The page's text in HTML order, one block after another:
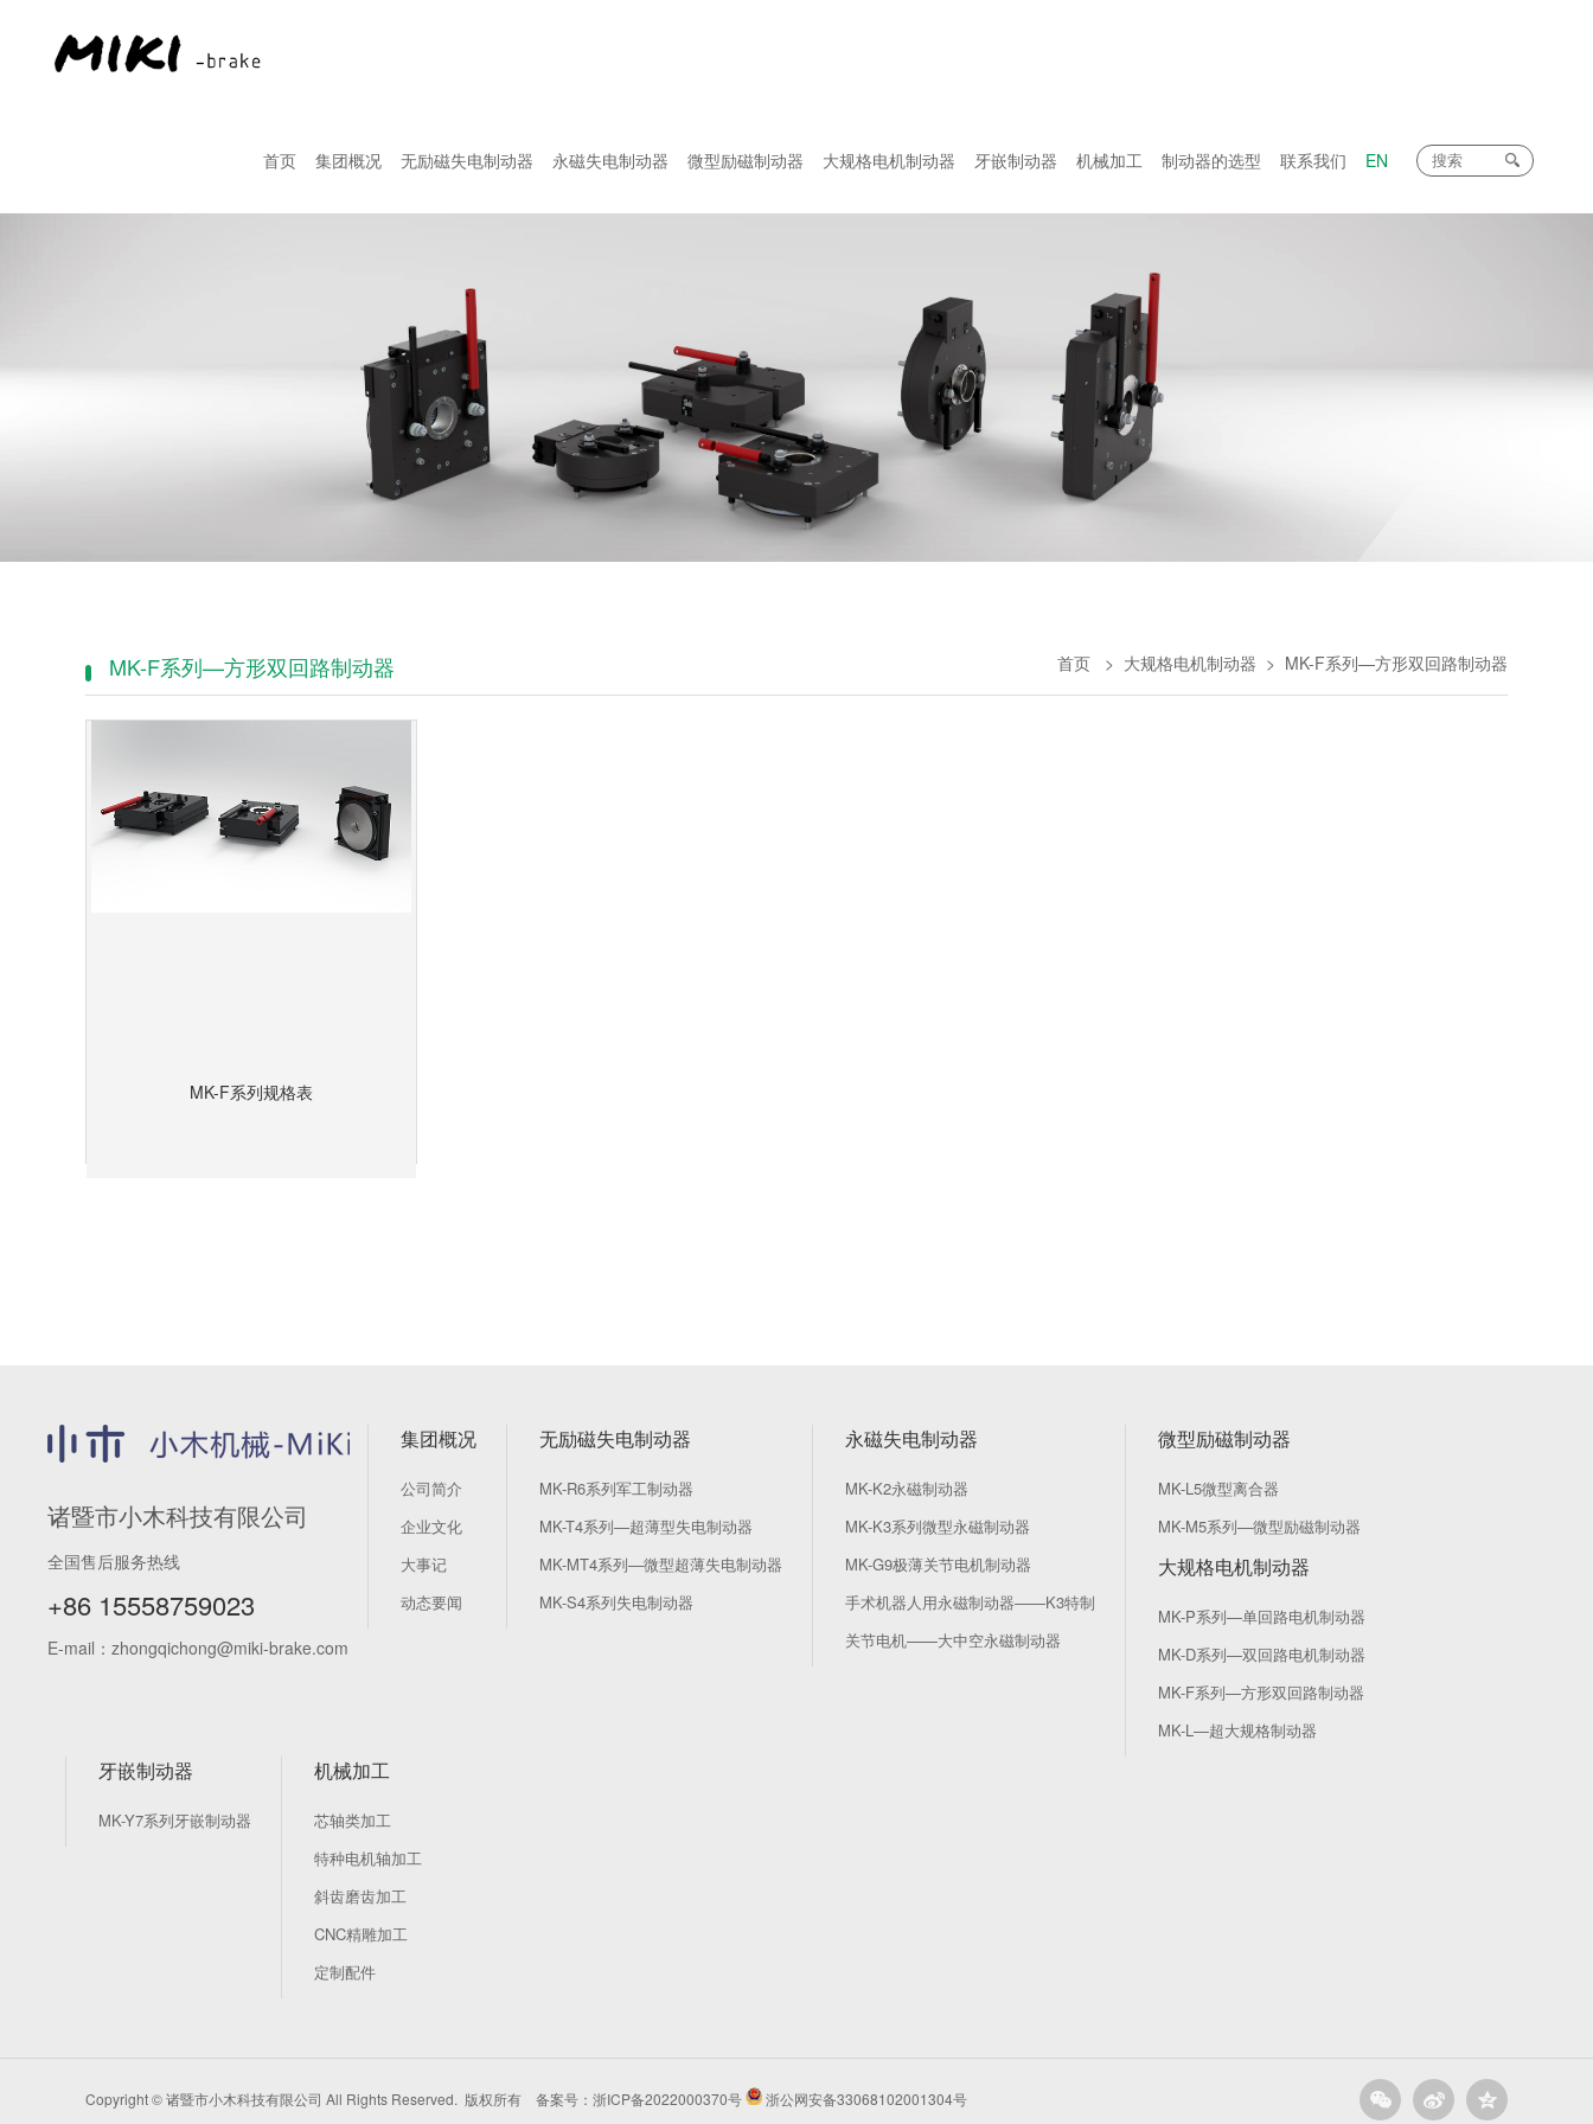
首页 集团概况 无励磁失电制动器 永磁失电制动器 微型励磁制动器 大规格电机制动器 牙嵌制动器 机械加工 制动器的选型 联系我们 EN
MK-F系列—方形双回路制动器 首页 > 大规格电机制动器 > MK-F系列—方形双回路制动器
MK-F系列规格表
诸暨市小木科技有限公司
全国售后服务热线
+86 15558759023
E-mail：zhongqichong@miki-brake.com
集团概况
公司简介
企业文化
大事记
动态要闻
无励磁失电制动器
MK-R6系列军工制动器
MK-T4系列—超薄型失电制动器
MK-MT4系列—微型超薄失电制动器
MK-S4系列失电制动器
永磁失电制动器
MK-K2永磁制动器
MK-K3系列微型永磁制动器
MK-G9极薄关节电机制动器
手术机器人用永磁制动器——K3特制
关节电机——大中空永磁制动器
微型励磁制动器
MK-L5微型离合器
MK-M5系列—微型励磁制动器
大规格电机制动器
MK-P系列—单回路电机制动器
MK-D系列—双回路电机制动器
MK-F系列—方形双回路制动器
MK-L—超大规格制动器
牙嵌制动器
MK-Y7系列牙嵌制动器
机械加工
芯轴类加工
特种电机轴加工
斜齿磨齿加工
CNC精雕加工
定制配件
Copyright © 诸暨市小木科技有限公司 All Rights Reserved. 版权所有 备案号： 浙ICP备2022000370号 浙公网安备33068102001304号